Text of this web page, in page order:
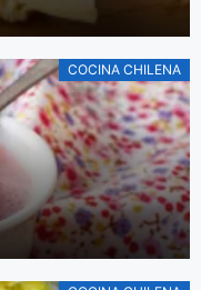
COCINA CHILENA